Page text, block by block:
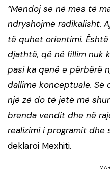
“Mendoj se në mes të
ndryshojmë radikalisht.
të quhet orientimi.
djathtë, që në fillim nuk
pasi ka qenë e përbërë
dallime konceptuale. Së
një zë do të jetë më
brenda vendit dhe në
realizimi i programit dhe
deklaroi Mexhiti.